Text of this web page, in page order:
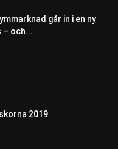
går in i en ny
– och...
2019